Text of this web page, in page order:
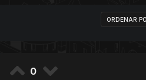
ORDENAR
0